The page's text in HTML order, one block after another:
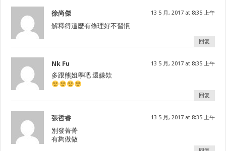
徐尚傑 13 5 月, 2017 at 8:35 上午
解釋得這麼有條理好不習慣
回复
Nk Fu 13 5 月, 2017 at 8:35 上午
多跟熊姐學吧 還嫌欸
回复
張哲睿 13 5 月, 2017 at 8:35 上午
別發菁菁
有夠做做